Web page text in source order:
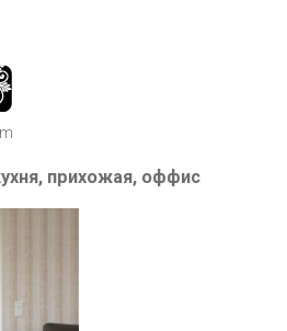
прихожая, оффис